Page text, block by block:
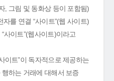
, 그림 및 동화상 등이 포함됨)
를 연결 “사이트”(웹 사이트)
사이트”(웹사이트)이라고
이트”이 독자적으로 제공하는
하는 거래에 대해서 보증